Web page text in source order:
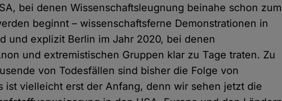
bei denen Wissenschaftsleugnung beinahe schon zum
beginnt – wissenschaftsferne Demonstrationen in
und explizit Berlin im Jahr 2020, bei denen
und extremistischen Gruppen klar zu Tage traten. Zu
von Todesfällen sind bisher die Folge von
ist vielleicht erst der Anfang, denn wir sehen jetzt die